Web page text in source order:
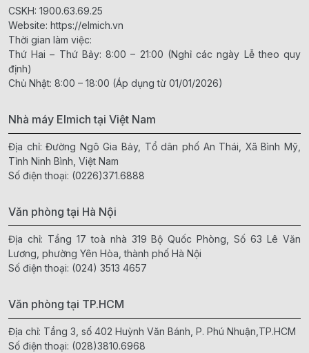
CSKH: 1900.63.69.25
Website: https://elmich.vn
Thời gian làm việc:
Thứ Hai – Thứ Bảy: 8:00 – 21:00 (Nghỉ các ngày Lễ theo quy
định)
Chủ Nhật: 8:00 – 18:00 (Áp dụng từ 01/01/2026)
Nhà máy Elmich tại Việt Nam
Địa chỉ: Đường Ngô Gia Bảy, Tổ dân phố An Thái, Xã Bình Mỹ,
Tỉnh Ninh Bình, Việt Nam
Số điện thoại: (0226)371.6888
Văn phòng tại Hà Nội
Địa chỉ: Tầng 17 toà nhà 319 Bộ Quốc Phòng, Số 63 Lê Văn
Lương, phường Yên Hòa, thành phố Hà Nội
Số điện thoại: (024) 3513 4657
Văn phòng tại TP.HCM
Địa chỉ: Tầng 3, số 402 Huỳnh Văn Bánh, P. Phú Nhuận,TP.HCM
Số điện thoại: (028)3810.6968